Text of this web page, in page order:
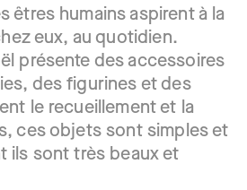
êtres humains aspirent à la
eux, au quotidien.
présente des accessoires
des figurines et des
le recueillement et la
ces objets sont simples et
ils sont très beaux et